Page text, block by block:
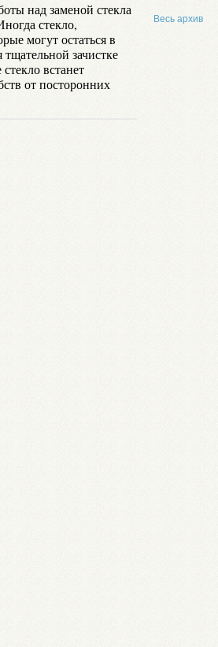
над заменой стекла
стекло,
могут остаться в
зачистке
встанет
от посторонних
Весь архив